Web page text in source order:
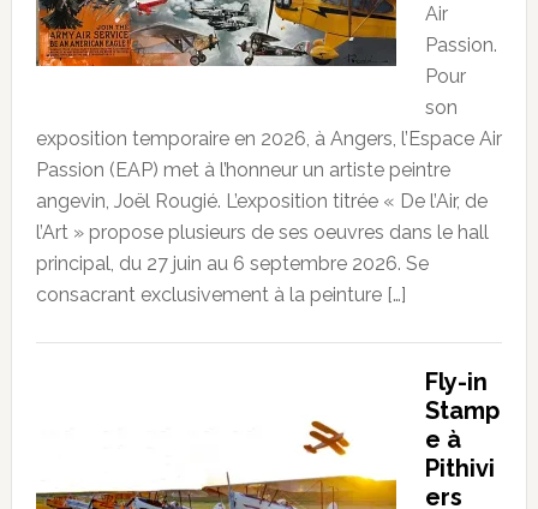
Air
Passion.
Pour
son
exposition temporaire en 2026, à Angers, l’Espace Air
Passion (EAP) met à l’honneur un artiste peintre
angevin, Joël Rougié. L’exposition titrée « De l’Air, de
l’Art » propose plusieurs de ses oeuvres dans le hall
principal, du 27 juin au 6 septembre 2026. Se
consacrant exclusivement à la peinture […]
Fly-in
Stamp
e à
Pithivi
ers